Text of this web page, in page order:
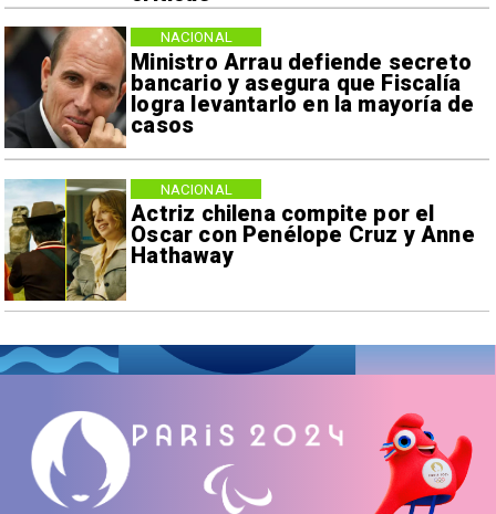
Ministro Arrau defiende secreto
bancario y asegura que Fiscalía
logra levantarlo en la mayoría de
casos
NACIONAL
Actriz chilena compite por el
Oscar con Penélope Cruz y Anne
Hathaway
NACIONAL